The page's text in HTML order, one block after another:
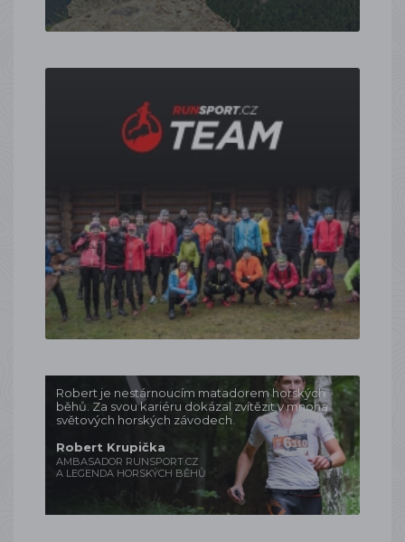
Robert je nestárnoucím matadorem horských
běhů. Za svou kariéru dokázal zvítězit v mnoha
světových horských závodech.
Robert Krupička
AMBASADOR RUNSPORT.CZ
A LEGENDA HORSKÝCH BĚHŮ